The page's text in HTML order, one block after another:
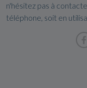
n'hésitez pas à
téléphone, soit en